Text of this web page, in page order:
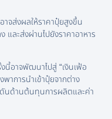
จส่งผลให้ราคาปุ๋ยสูงขึ้น
ละส่งผ่านไปยังราคาอาหาร
นี้อาจพัฒนาไปสู่ “เงินเฟ้อ
พาการนำเข้าปุ๋ยจากต่าง
นด้านต้นทุนการผลิตและค่า